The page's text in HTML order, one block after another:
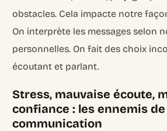
obstacles. Cela impacte notre
On interprète les messages selon
personnelles. On fait des choix
écoutant et parlant.
Stress, mauvaise écoute,
confiance : les ennemis de
communication